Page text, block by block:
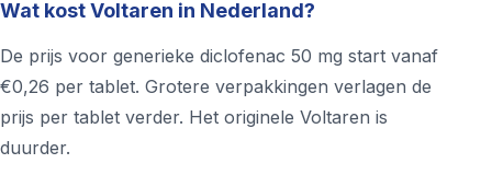
Wat kost Voltaren in Nederland?
De prijs voor generieke diclofenac 50 mg start vanaf
€0,26 per tablet. Grotere verpakkingen verlagen de
prijs per tablet verder. Het originele Voltaren is
duurder.